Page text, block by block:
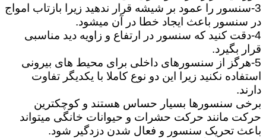
3-سنسور را عمود بر شیشه قرار ندهید زیرا بازتاب امواج
در سنسور باعث ایجاد خطا در آن میشود.
4-دقت کنید که سنسور در ارتفاع و زاویه دید مناسبی
قرار بگیرد.
5-هرگز از سنسورهای داخلی برای محیط های بیرونی
استفاده نکنید زیرا این دو نوع کاملا با یکدیگر تفاوت
دارند.
برخی سنسورها بسیار حساس هستند و کوچکترین
حرکت مانند حرکت حشرات و حیوانات خانگی میتواند
باعث تحریک سنسور و فعال شدن دزدگیر شود.